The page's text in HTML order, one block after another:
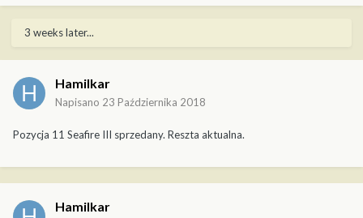
3 weeks later...
Hamilkar
Napisano 23 Października 2018
Pozycja 11 Seafire III sprzedany. Reszta aktualna.
Hamilkar